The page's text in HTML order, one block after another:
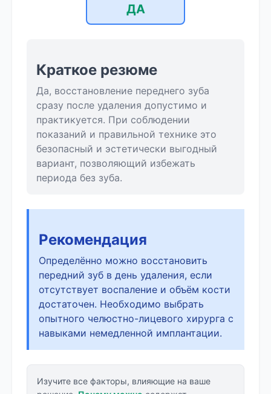
ДА
Краткое резюме
Да, восстановление переднего зуба
сразу после удаления допустимо и
практикуется. При соблюдении
показаний и правильной технике это
безопасный и эстетически выгодный
вариант, позволяющий избежать
периода без зуба.
Рекомендация
Определённо можно восстановить
передний зуб в день удаления, если
отсутствует воспаление и объём кости
достаточен. Необходимо выбрать
опытного челюстно-лицевого хирурга с
навыками немедленной имплантации.
Изучите все факторы, влияющие на ваше